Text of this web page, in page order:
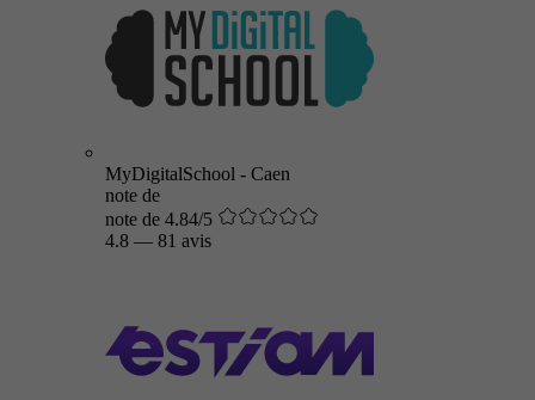
MyDigitalSchool - Caen
note de
note de 4.84/5
4.8 — 81 avis